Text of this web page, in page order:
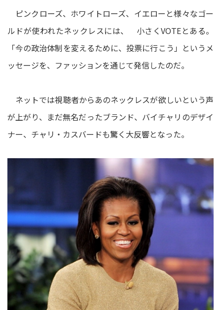
ピンクローズ、ホワイトローズ、イエローと様々なゴー
ルドが使われたネックレスには、 小さくVOTEとある。
「今の政治体制を変えるために、投票に行こう」というメ
ッセージを、ファッションを通じて発信したのだ。
ネットでは視聴者からあのネックレスが欲しいという声
が上がり、まだ無名だったブランド、バイチャリのデザイ
ナー、チャリ・カスバードも驚く大反響となった。